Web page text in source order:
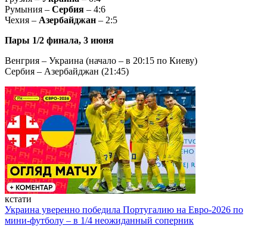
Румыния – Сербия – 4:6
Чехия – Азербайджан – 2:5
Пары 1/2 финала, 3 июня
Венгрия – Украина (начало – в 20:15 по Киеву)
Сербия – Азербайджан (21:45)
кстати
Украина уверенно победила Португалию на Евро-2026 по
мини-футболу – в 1/4 неожиданный соперник